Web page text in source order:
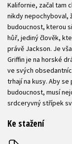
Kalifornie, začal tam
nikdy nepochyboval,
budoucnost, kterou
hůř, jediný člověk,
právě Jackson. Je
Griffin je na horské
ve svých
trhají na kusy. Aby
budoucnost, musí
srdceryvný střípek
Ke stažení